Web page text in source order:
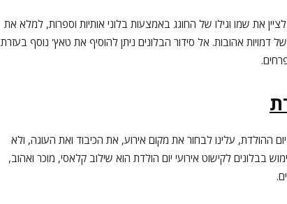
את שמו וגילו של החוגג באמצעות בלוני אותיות וספרות, למלא את
דמויות אהובות. אל סידור הבלונים ניתן להוסיף את טאץ' נוסף בעזרת
ההולדת, עלינו לבחור את מקום אירוע, את הכיבוד ואת העוגה, ולא
בבלונים לקישוט אירועי יום הולדת הוא שילוב קלאסי, מוכר ואהוב,